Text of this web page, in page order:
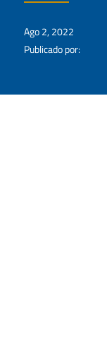
Ago 2, 2022
Publicado por: